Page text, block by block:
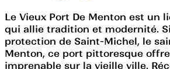
Le Vieux Port De Menton est un
qui allie tradition et modernité.
protection de Saint-Michel, le
Menton, ce port pittoresque
imprenable sur la vieille ville.